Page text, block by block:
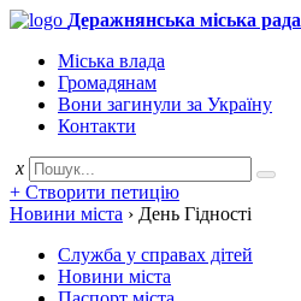
Деражнянська міська рада
Міська влада
Громадянам
Вони загинули за Україну
Контакти
x
+ Створити петицію
Новини міста › День Гідності
Служба у справах дітей
Новини міста